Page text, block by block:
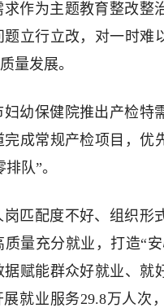
作为主题教育整改整
立行立改，对一时难
量发展。
幼保健院推出产检特
成常规产检项目，优
队”。
匹配度不好、组织形
量充分就业，打造“
赋能群众好就业、就
就业服务29.8万人次